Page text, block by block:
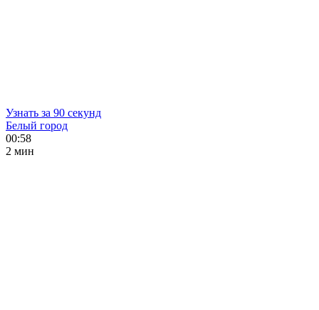
Узнать за 90 секунд
Белый город
00:58
2 мин